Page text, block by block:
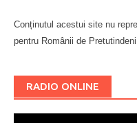
Conținutul acestui site nu
pentru Românii de Pretutindeni.
RADIO ONLINE